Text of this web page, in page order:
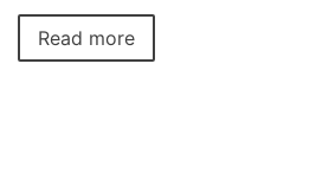
Read more